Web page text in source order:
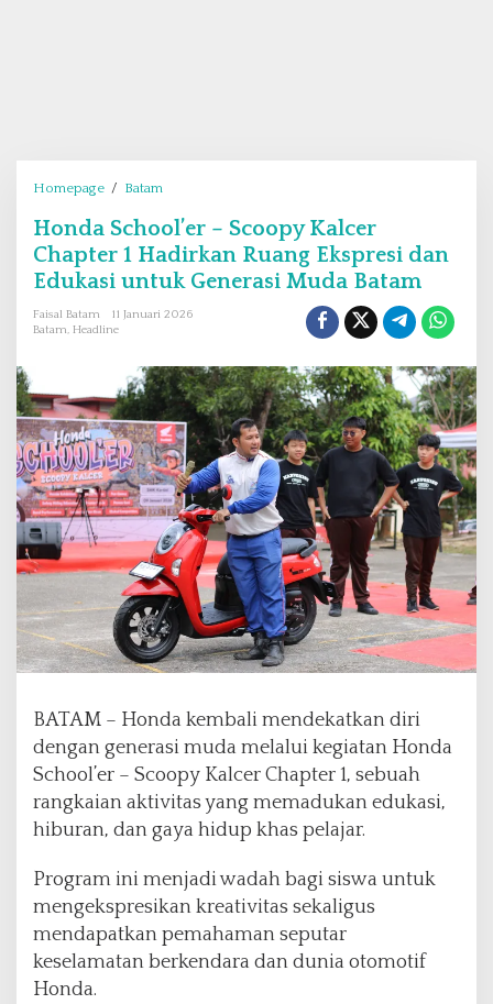
Homepage / Batam
n
d
a
c
o
o
l
’
e
r
–
S
c
o
o
p
y
K
a
c
C
h
a
r
1
H
Honda School’er – Scoopy Kalcer
Chapter 1 Hadirkan Ruang Ekspresi dan
Edukasi untuk Generasi Muda Batam
Faisal Batam
11 Januari 2026
Batam, Headline
BATAM – Honda kembali mendekatkan diri
dengan generasi muda melalui kegiatan Honda
School’er – Scoopy Kalcer Chapter 1, sebuah
rangkaian aktivitas yang memadukan edukasi,
hiburan, dan gaya hidup khas pelajar.
Program ini menjadi wadah bagi siswa untuk
mengekspresikan kreativitas sekaligus
mendapatkan pemahaman seputar
keselamatan berkendara dan dunia otomotif
Honda.